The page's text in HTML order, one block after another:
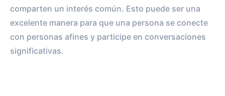
comparten un interés común. Esto puede ser una
excelente manera para que una persona se conecte
con personas afines y participe en conversaciones
significativas.